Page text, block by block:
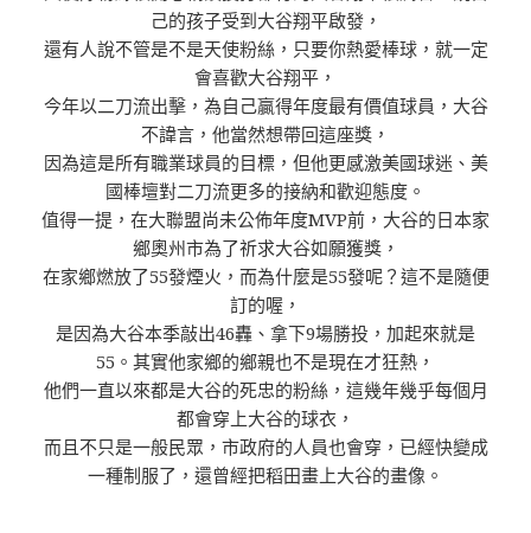
己的孩子受到大谷翔平啟發，
還有人說不管是不是天使粉絲，只要你熱愛棒球，就一定
會喜歡大谷翔平，
今年以二刀流出擊，為自己贏得年度最有價值球員，大谷
不諱言，他當然想帶回這座獎，
因為這是所有職業球員的目標，但他更感激美國球迷、美
國棒壇對二刀流更多的接納和歡迎態度。
值得一提，在大聯盟尚未公佈年度MVP前，大谷的日本家
鄉奧州市為了祈求大谷如願獲獎，
在家鄉燃放了55發煙火，而為什麼是55發呢？這不是隨便
訂的喔，
是因為大谷本季敲出46轟、拿下9場勝投，加起來就是
55。其實他家鄉的鄉親也不是現在才狂熱，
他們一直以來都是大谷的死忠的粉絲，這幾年幾乎每個月
都會穿上大谷的球衣，
而且不只是一般民眾，市政府的人員也會穿，已經快變成
一種制服了，還曾經把稻田畫上大谷的畫像。